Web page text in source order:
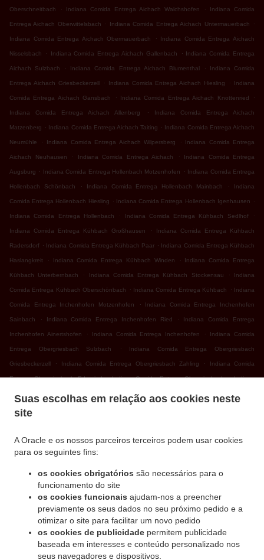
Suas escolhas em relação aos cookies neste
site
A Oracle e os nossos parceiros terceiros podem usar cookies
para os seguintes fins:
os cookies obrigatórios são necessários para o
funcionamento do site
os cookies funcionais ajudam-nos a preencher
previamente os seus dados no seu próximo pedido e a
otimizar o site para facilitar um novo pedido
os cookies de publicidade permitem publicidade
baseada em interesses e conteúdo personalizado nos
seus navegadores e dispositivos.
Oberschneitbach . Indiana Comida Entrega Aichach Walchshofen . Indiana Comida
Entrega Aichach Oberwittelsbach . Indiana Comida Entrega Aichach Untermauerbach .
Indiana Comida Entrega Aichach Obermauerbach . Indiana Comida Entrega Aichach
Nisselsbach . Indiana Comida Entrega Aichach Gallenbach . Indiana Comida Entrega
Aichach Sulzbach . Indiana Comida Entrega Aichach Blumenthal . Indiana Comida
Entrega Aichach Griesbeckerzell . Indiana Comida Entrega Aichach Hiesling . Indiana
Comida Entrega Aichach Gansbach . Indiana Comida Entrega Aichach Knottenried .
Indiana Comida Entrega Aichach Allenberg . Indiana Comida Entrega Aichach
Matzenberg . Indiana Comida Entrega Aichach Taiting . Indiana Comida Entrega Aichach
Neumühle . Indiana Comida Entrega Aichach Wilpersberg . Indiana Comida Entrega
Aichach Neuhausen . Indiana Comida Entrega Aichach . Indiana Comida Entrega
Augsburg . Indiana Comida Entrega Hollenbach Motzenhofen . Indiana Comida Entrega
Hollenbach Schönbach . Indiana Comida Entrega Hollenbach Mainbach . Indiana
Comida Entrega Hollenbach Hiesling . Indiana Comida Entrega Hollenbach Igenhausen .
Indiana Comida Entrega Hollenbach . Indiana Comida Entrega Kühbach Sedlhof .
Indiana Comida Entrega Kühbach Großhausen . Indiana Comida Entrega Kühbach
Radersdorf . Indiana Comida Entrega Kühbach Paar . Indiana Comida Entrega Kühbach
Haslangkreit . Indiana Comida Entrega Kühbach Winden . Indiana Comida Entrega
Kühbach Unterbernbach . Indiana Comida Entrega Kühbach Stockensau . Indiana
Comida Entrega Kühbach Oberschönbach . Indiana Comida Entrega Kühbach . Indiana
Comida Entrega Inchenhofen Motzenhofen . Indiana Comida Entrega Inchenhofen
Sainbach . Indiana Comida Entrega Inchenhofen Ried . Indiana Comida Entrega
Inchenhofen Ainertshofen . Indiana Comida Entrega Inchenhofen . Indiana Comida
Entrega Obergriesbach Sulzbach . Indiana Comida Entrega Obergriesbach
Griesbeckerzell . Indiana Comida Entrega Obergriesbach Zahling . Indiana Comida
Entrega Obergriesbach Edenried . Indiana Comida Entrega Obergriesbach . Indiana
Comida Entrega Altomünster Xyger Indiana Comida Entrega Altomünster Asbach
Indiana Comida Entrega Altomünster Wollomoos
Entrega Altomünster Teufelsberg Indiana Comida Entrega Altomünster Indiana Comida
Entrega Sielenbach Gollenhof
Indiana Comida Entrega Dasing Wessiszell
Indiana Comida Entrega Dasing Taiting . Indiana Comida Entrega Dasing Bitzenhofen
Indiana Comida Entrega Dasing Neulwirth . Indiana Comida Entrega Dasing . Indiana
Comida Entrega Schiltberg Untermauerbach . Indiana Comida Entrega Schiltberg
Indiana Comida Entrega Schiltberg Rapperzell Indiana Comida Entrega
Schiltberg Bergen . Indiana Comida Entrega Schiltberg Gundertshausen